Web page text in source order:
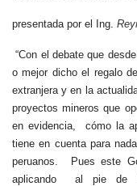
presentada por el Ing.
“Con el debate que
o mejor dicho el regalo
extranjera y en la
proyectos mineros que
en evidencia, cómo la
tiene en cuenta para
peruanos. Pues este
aplicando al pie de